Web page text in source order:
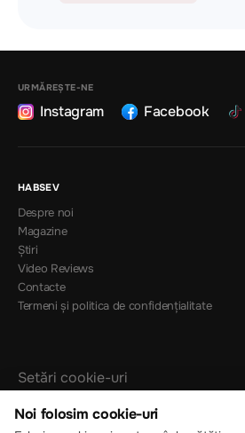
URMĂREȘTE-NE
Instagram Facebook
HABSEV
Despre noi
Magazine
Știri
Video Reviews
Contacte
Termeni și politica de confidențialitate
Setări cookie-uri
Noi folosim cookie-uri